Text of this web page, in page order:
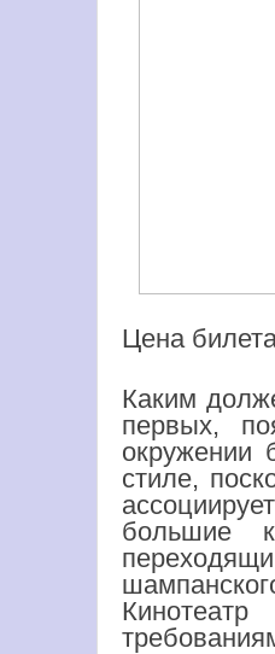
Цена
Каким
первых,
окружении
стиле,
большие